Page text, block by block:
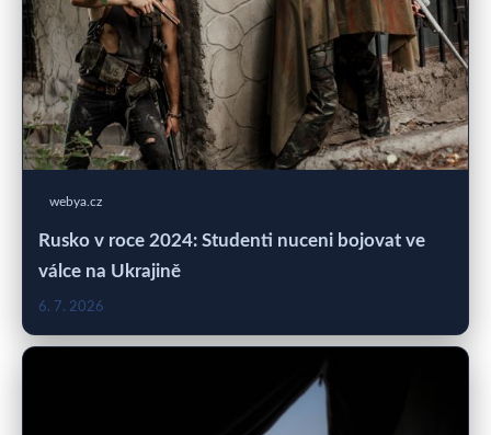
webya.cz
Rusko v roce 2024: Studenti nuceni bojovat ve
válce na Ukrajině
6. 7. 2026